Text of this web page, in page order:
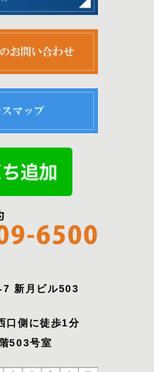
7 新月ビル503
口側に徒歩1分
503号室